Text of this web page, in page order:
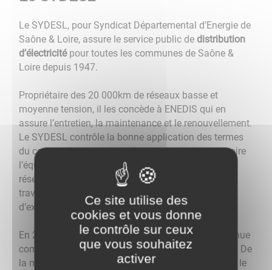
​​​​​​​​​​​​​​Le SYDESL, pour Syndicat Départemental d’Energie de
Saône & Loire, assure le service public de distribution
d’électricitépour toutes les communes de Saône &
Loire depuis 1947.
Propriétaire des 20 000km de réseaux basse et
moyenne tension, il les concède à ENEDIS qui en
assure l’entretien, la maintenance et le renouvellement.
Le SYDESL contrôle la bonne application des termes
du contrat de concession. Il garantit ainsi au territoire
l’équilibre de la desserte en électricité, la qualité des
réseaux et leur développement par la réalisation de
travaux de renforcement, d’enfouissement et
d’extension.
En 2008,la distribution de gazest naturellement venue
compléter la gamme des compétences du SYDESL. De
la même façon que pour la distribution d’électricité, le
Ce site utilise des
cookies et vous donne
le contrôle sur ceux
que vous souhaitez
activer